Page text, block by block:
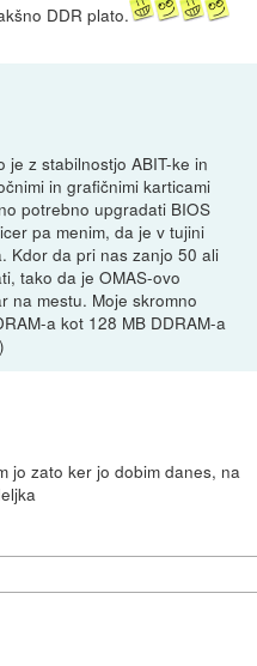
DDR plato.
je z stabilnostjo ABIT-ke in
in grafičnimi karticami
potrebno upgradati BIOS
pa menim, da je v tujini
Kdor da pri nas zanjo 50 ali
tako da je OMAS-ovo
na mestu. Moje skromno
a kot 128 MB DDRAM-a
jo zato ker jo dobim danes, na